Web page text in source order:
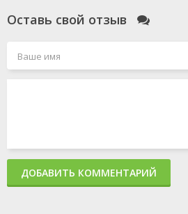
Оставь свой отзыв
ДОБАВИТЬ КОММЕНТАРИЙ